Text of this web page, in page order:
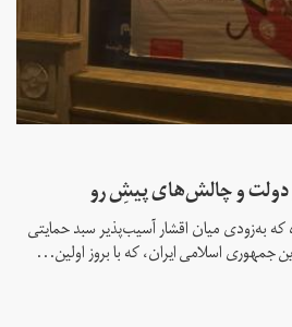
دولت و چالش‌های پیشِ رو
که به‌زودی میان اقشار آسیب‌پذیر سبد حمایتی
جمهوری اسلامی ایران، که با بروز اولین...